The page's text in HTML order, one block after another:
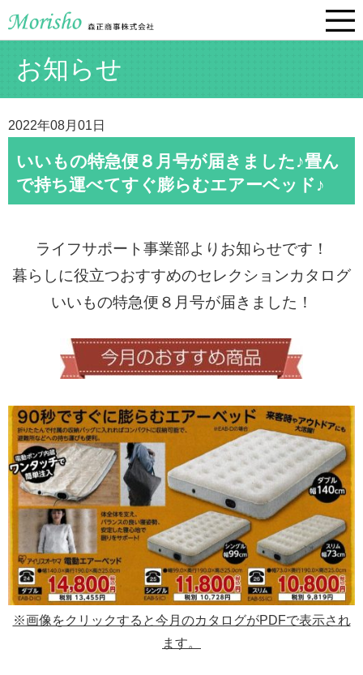
お知らせ
2022年08月01日
いいもの特急便８月号が届きました♪畳ん
で持ち運べてすぐ膨らむエアーベッド♪
ライフサポート事業部よりお知らせです！
暮らしに役立つおすすめのセレクションカタログ
いいもの特急便８ 月号が届きました！
※画像をクリックすると今月のカタログがPDFで表示され
ます。